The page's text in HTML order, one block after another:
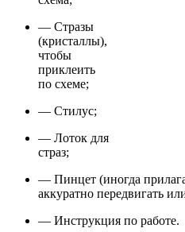
— Стразы
(кристаллы),
чтобы
приклеить
по схеме;
— Стилус;
— Лоток для
страз;
— Пинцет (иногда
аккуратно передвигать
— Инструкция по работе.